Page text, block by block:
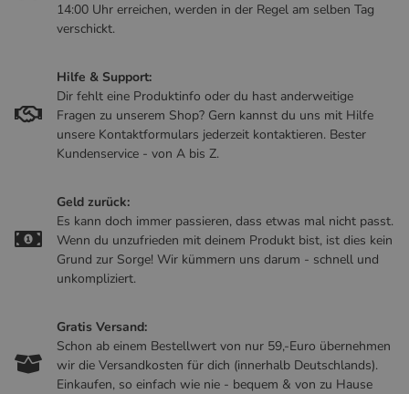
14:00 Uhr erreichen, werden in der Regel am selben Tag
verschickt.
Hilfe & Support:
Dir fehlt eine Produktinfo oder du hast anderweitige
Fragen zu unserem Shop? Gern kannst du uns mit Hilfe
unsere Kontaktformulars jederzeit kontaktieren. Bester
Kundenservice - von A bis Z.
Geld zurück:
Es kann doch immer passieren, dass etwas mal nicht passt.
Wenn du unzufrieden mit deinem Produkt bist, ist dies kein
Grund zur Sorge! Wir kümmern uns darum - schnell und
unkompliziert.
Gratis Versand:
Schon ab einem Bestellwert von nur 59,-Euro übernehmen
wir die Versandkosten für dich (innerhalb Deutschlands).
Einkaufen, so einfach wie nie - bequem & von zu Hause